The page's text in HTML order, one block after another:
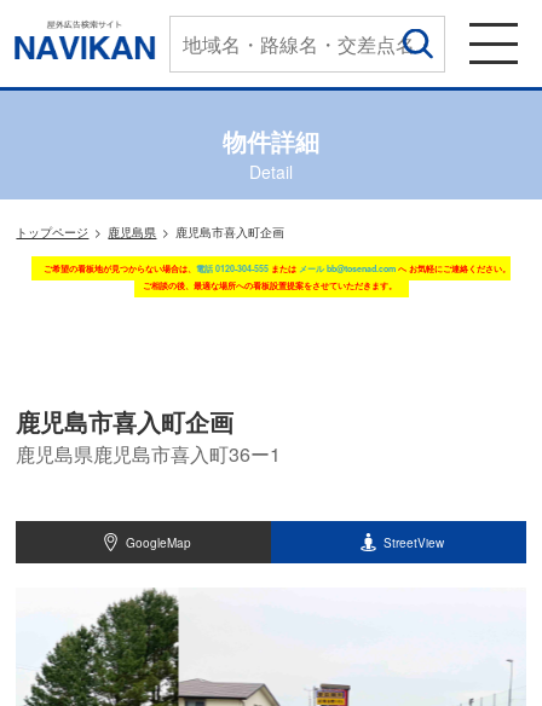
物件詳細
Detail
トップページ 鹿児島県 鹿児島市喜入町企画
ご希望の看板地が見つからない場合は、 電話 0120-304-555 または メール bb@tosenad.com へ お気軽にご連絡ください。
ご相談の後、最適な場所への看板設置提案をさせていただきます。
鹿児島市喜入町企画
鹿児島県鹿児島市喜入町36ー1
GoogleMap StreetView